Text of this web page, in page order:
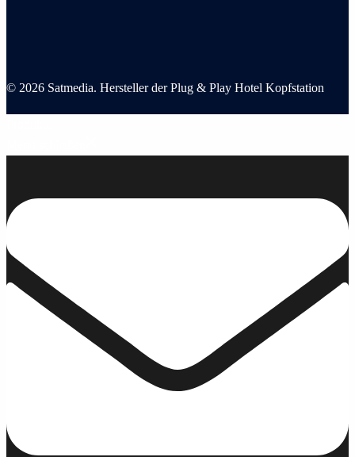
© 2026 Satmedia. Hersteller der Plug & Play Hotel Kopfstation